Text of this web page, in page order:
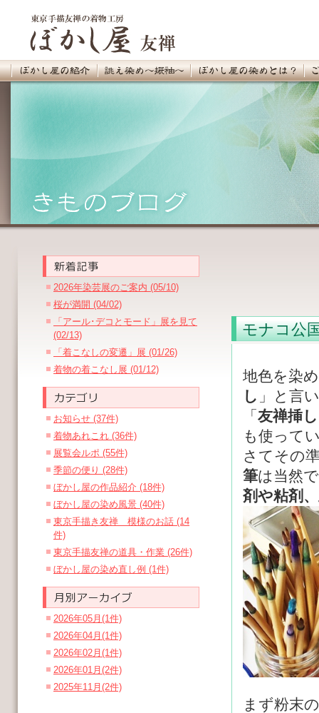
2026年染芸展のご案内 (05/10)
桜が満開 (04/02)
「アール･デコとモード」展を見て
(02/13)
「着こなしの変遷」展 (01/26)
着物の着こなし展 (01/12)
お知らせ (37件)
着物あれこれ (36件)
展覧会ルポ (55件)
季節の便り (28件)
ぼかし屋の作品紹介 (18件)
ぼかし屋の染め風景 (40件)
東京手描き友禅 模様のお話 (14
件)
東京手描友禅の道具・作業 (26件)
ぼかし屋の染め直し例 (1件)
2026年05月(1件)
2026年04月(1件)
2026年02月(1件)
2026年01月(2件)
2025年11月(2件)
モナコ公
地色を染
し 」と言
「 友禅挿し
も使って
さてその
筆は当然
剤や粘剤
まず粉末の